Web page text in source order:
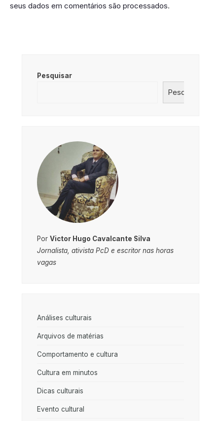
seus dados em comentários são processados.
Pesquisar
Pesquisar
Por Victor Hugo Cavalcante Silva
Jornalista, ativista PcD e escritor nas horas
vagas
Análises culturais
Arquivos de matérias
Comportamento e cultura
Cultura em minutos
Dicas culturais
Evento cultural